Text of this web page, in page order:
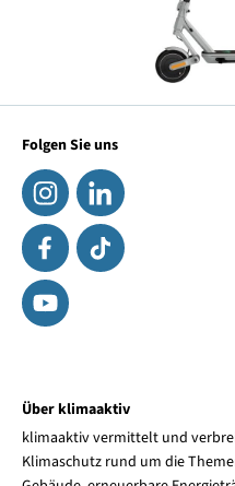
Folgen Sie uns
Über klimaaktiv
klimaaktiv vermittelt und
Klimaschutz rund um die